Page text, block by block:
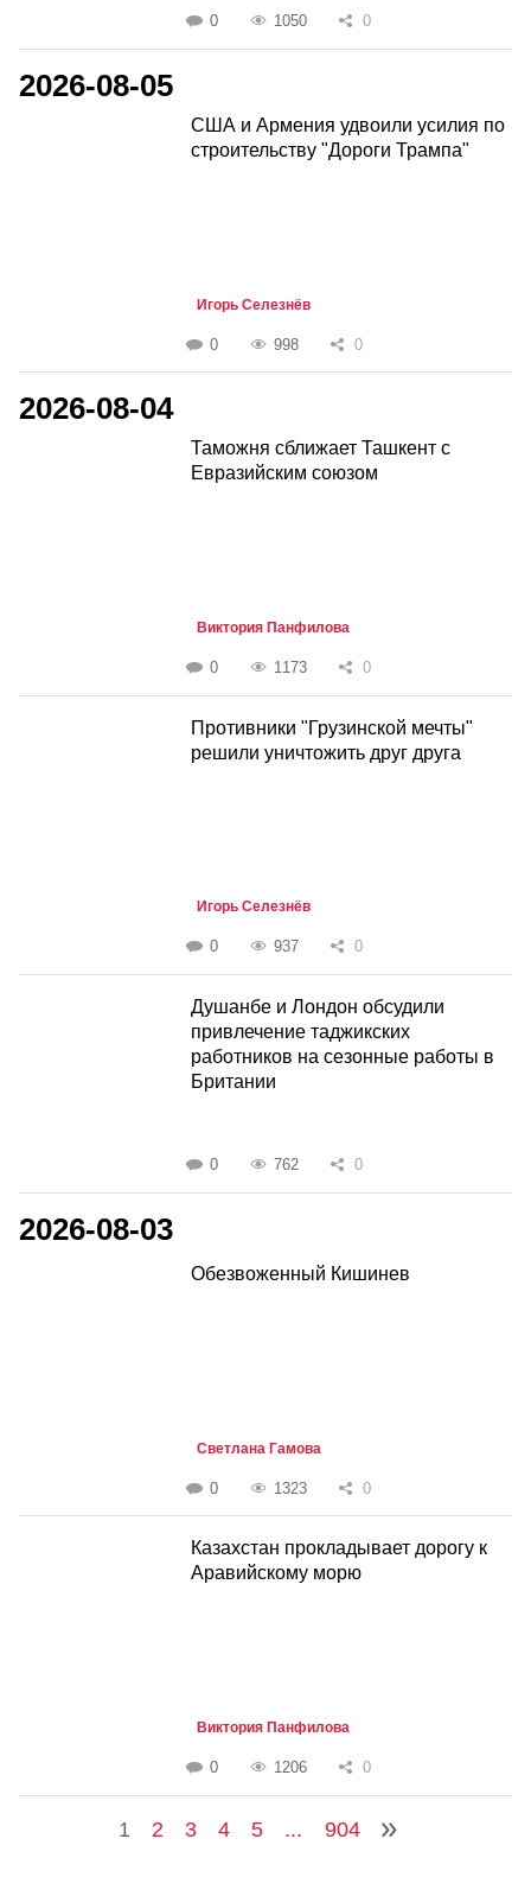
0 1050 0
2026-08-05
США и Армения удвоили усилия по
строительству "Дороги Трампа"
Игорь Селезнёв
0 998 0
2026-08-04
Таможня сближает Ташкент с
Евразийским союзом
Виктория Панфилова
0 1173 0
Противники "Грузинской мечты"
решили уничтожить друг друга
Игорь Селезнёв
0 937 0
Душанбе и Лондон обсудили
привлечение таджикских
работников на сезонные работы в
Британии
0 762 0
2026-08-03
Обезвоженный Кишинев
Светлана Гамова
0 1323 0
Казахстан прокладывает дорогу к
Аравийскому морю
Виктория Панфилова
0 1206 0
1 2 3 4 5 ... 904